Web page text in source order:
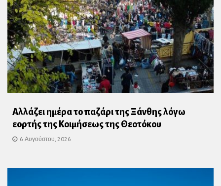
Αλλάζει ημέρα το παζάρι της Ξάνθης λόγω
εορτής της Κοιμήσεως της Θεοτόκου
6 Αυγούστου, 2026